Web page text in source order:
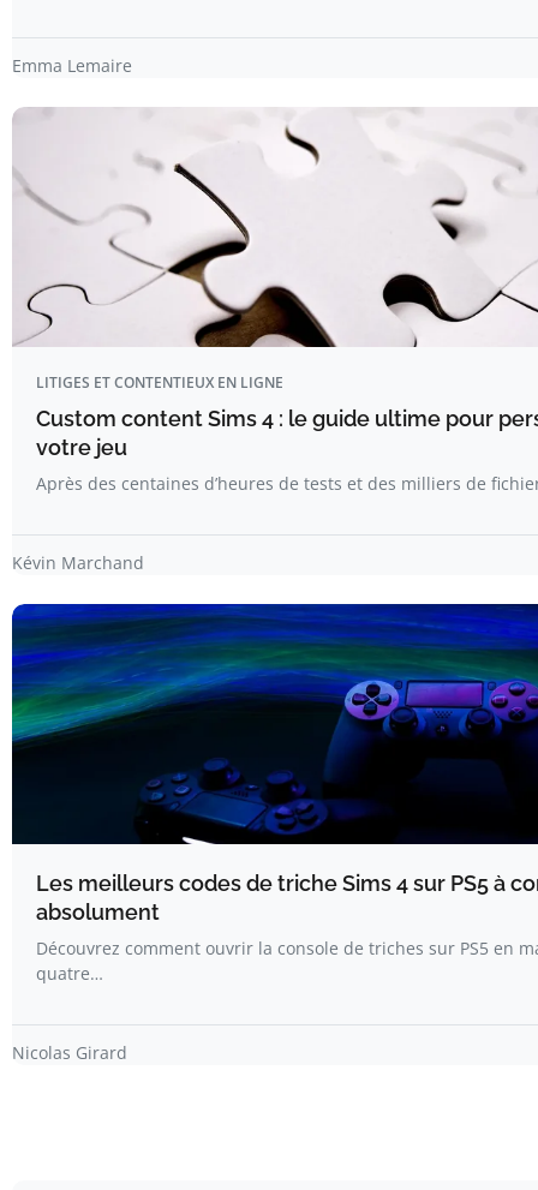
Emma Lemaire
LITIGES ET CONTENTIEUX EN LIGNE
Custom content Sims 4 : le guide ultime pour
votre jeu
Après des centaines d’heures de tests et des milliers de
Kévin Marchand
Les meilleurs codes de triche Sims 4 sur PS5 à
absolument
Découvrez comment ouvrir la console de triches sur PS5 en
quatre…
Nicolas Girard